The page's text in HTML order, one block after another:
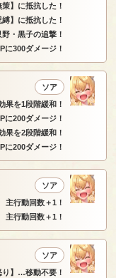
】に抵抗した！
】に抵抗した！
野・黒子の追撃！
に300ダメージ！
ソア
果を1段階緩和！
に200ダメージ！
果を2段階緩和！
に200ダメージ！
ソア
主行動回数＋1！
主行動回数＋1！
ソア
り】…移動不要！